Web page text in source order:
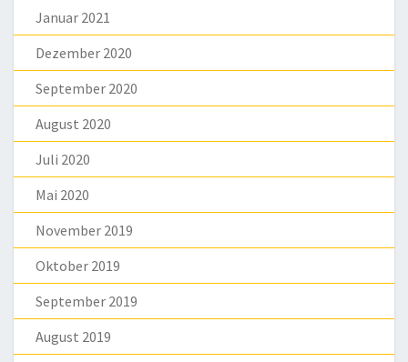
Januar 2021
Dezember 2020
September 2020
August 2020
Juli 2020
Mai 2020
November 2019
Oktober 2019
September 2019
August 2019